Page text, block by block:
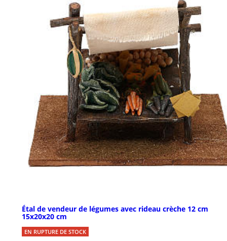
Étal de vendeur de légumes avec rideau crèche 12 cm
15x20x20 cm
EN RUPTURE DE STOCK